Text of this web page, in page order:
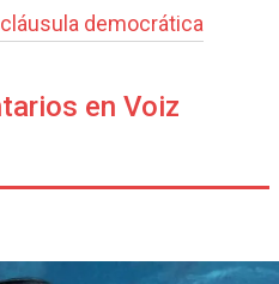
cláusula democrática
en Voiz